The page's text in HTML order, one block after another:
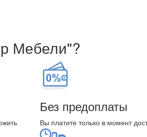
Мебели"?
Без предоплаты
Вы платите только в момент